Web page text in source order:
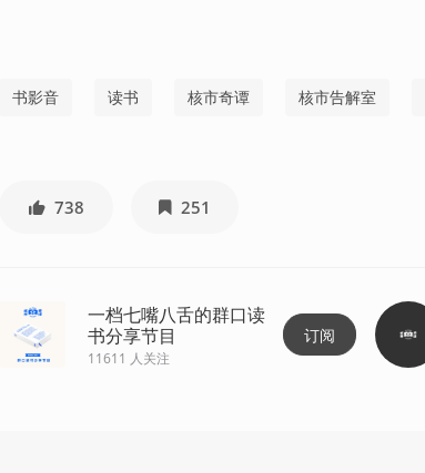
书影音 读书 核市奇谭 核市告解室
738 251
一档七嘴八舌的群口读
书分享节目
11611 人关注
订阅